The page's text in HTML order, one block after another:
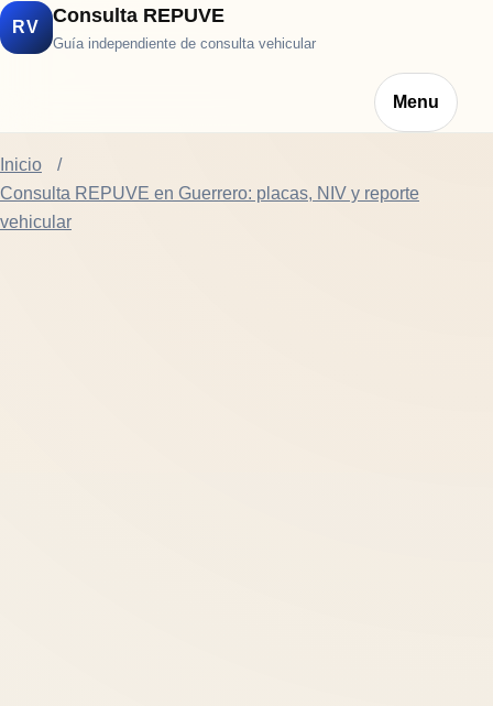
RV
Consulta REPUVE
Guía independiente de consulta vehicular
Menu
Inicio
Consulta REPUVE en Guerrero: placas, NIV y reporte
vehicular